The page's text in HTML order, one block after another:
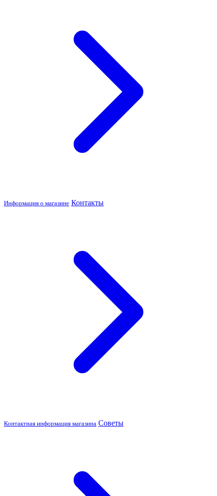
Информация о магазине Контакты
Контактная информация магазина Советы